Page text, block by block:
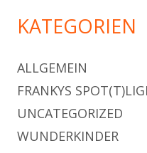
KATEGORIEN
ALLGEMEIN
FRANKYS
UNCATEGORIZED
WUNDERKINDER